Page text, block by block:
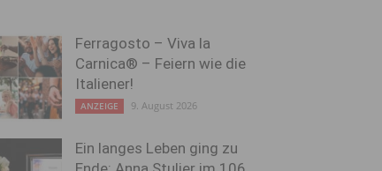
Ferragosto – Viva la
Carnica® – Feiern wie die
Italiener!
ANZEIGE 9. August 2026
Ein langes Leben ging zu